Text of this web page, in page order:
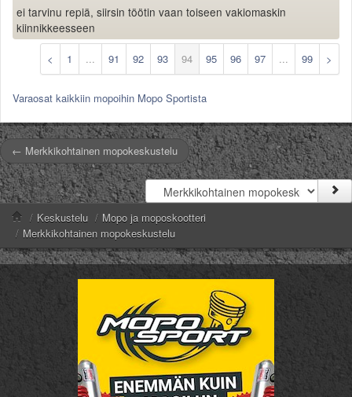
ei tarvinu repiä, siirsin töötin vaan toiseen vakiomaskin
kiinnikkeesseen
< 1 ... 91 92 93 94 95 96 97 ... 99 >
Varaosat kaikkiin mopoihin Mopo Sportista
← Merkkikohtainen mopokeskustelu
/ Keskustelu / Mopo ja moposkootteri
/ Merkkikohtainen mopokeskustelu